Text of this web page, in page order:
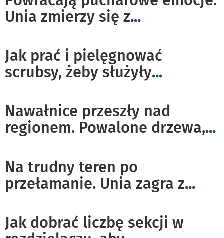
Unia zmierzy się z...
Jak prać i pielęgnować
scrubsy, żeby służyły...
Nawałnice przeszły nad
regionem. Powalone drzewa,...
Na trudny teren po
przełamanie. Unia zagra z...
Jak dobrać liczbę sekcji w